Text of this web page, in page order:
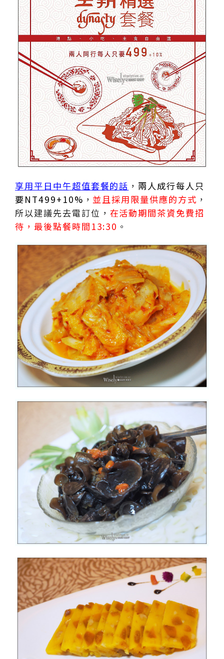
享用平日中午超值套餐的話 ， 兩人成行每人只
要NT499+10% ，並且採用限量供應的方式 ，
所以建議先去電訂位， 在活動期間茶資免費招
待，最後點餐時間13:30 。